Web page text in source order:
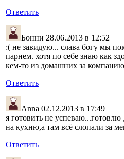
Ответить
Бонни 28.06.2013 в 12:52
:( не завидую... слава богу мы
парнем. хотя по себе знаю как
кем-то из домашних за
Ответить
Anna 02.12.2013 в 17:49
я готовить не
на кухню,а там всё слопали за
Ответить